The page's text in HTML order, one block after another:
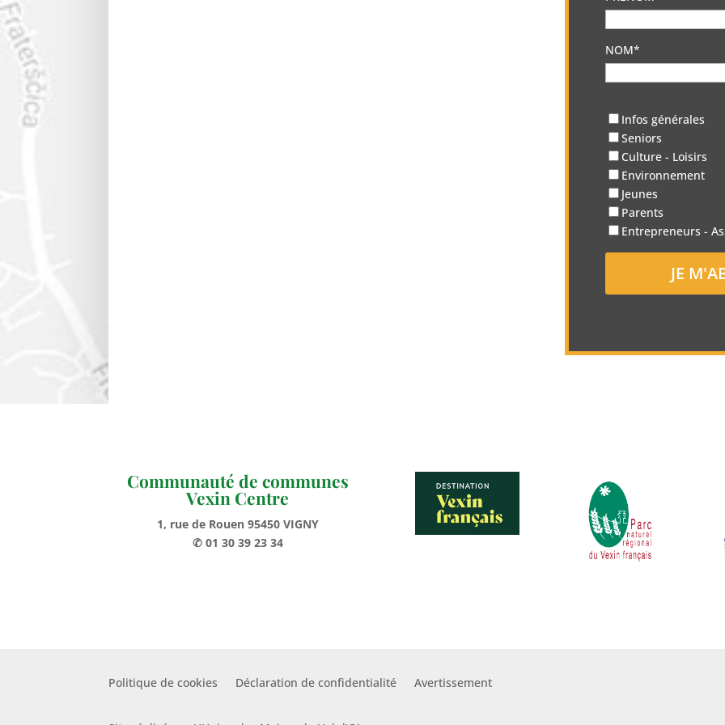
NOM*
Infos générales
Seniors
Culture - Loisirs
Environnement
Jeunes
Parents
Entrepreneurs -
Communauté de communes
Vexin Centre
1, rue de Rouen 95450 VIGNY
✆ 01 30 39 23 34
Politique de cookies Déclaration de confidentialité Avertissement